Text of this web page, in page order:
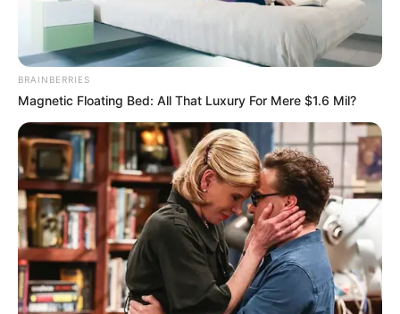
BRAINBERRIES
Magnetic Floating Bed: All That Luxury For Mere $1.6 Mil?